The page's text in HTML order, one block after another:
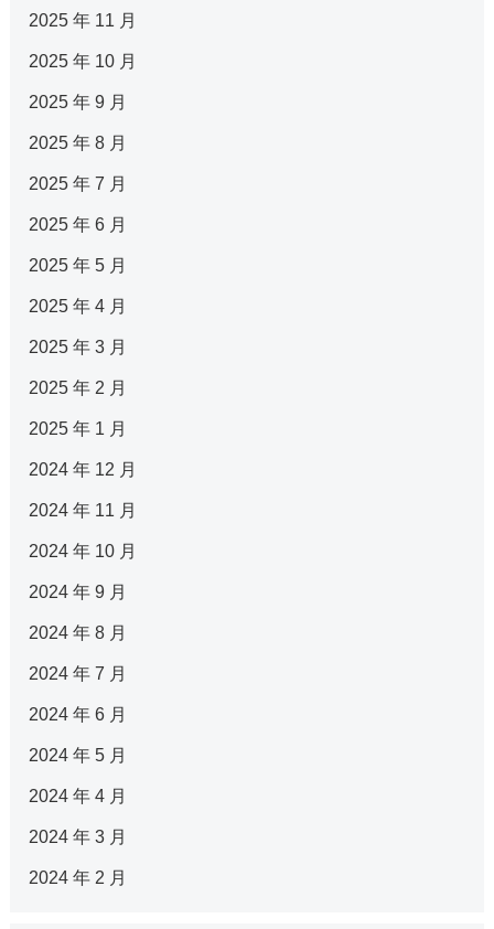
2025 年 11 月
2025 年 10 月
2025 年 9 月
2025 年 8 月
2025 年 7 月
2025 年 6 月
2025 年 5 月
2025 年 4 月
2025 年 3 月
2025 年 2 月
2025 年 1 月
2024 年 12 月
2024 年 11 月
2024 年 10 月
2024 年 9 月
2024 年 8 月
2024 年 7 月
2024 年 6 月
2024 年 5 月
2024 年 4 月
2024 年 3 月
2024 年 2 月